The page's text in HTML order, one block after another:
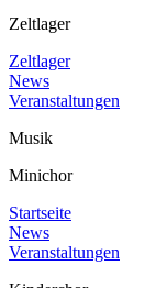
Zeltlager
Zeltlager
News
Veranstaltungen
Musik
Minichor
Startseite
News
Veranstaltungen